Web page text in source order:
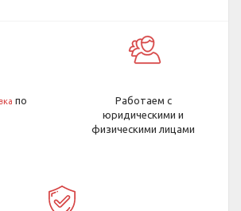
по
Работаем с
юридическими и
физическими лицами